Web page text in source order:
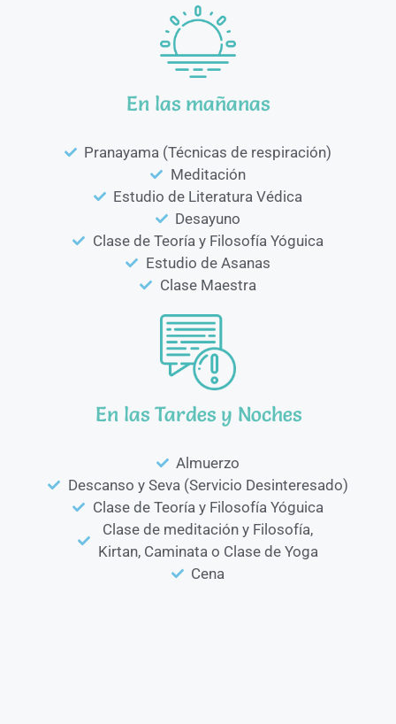
En las mañanas
Pranayama (Técnicas de respiración)
Meditación
Estudio de Literatura Védica
Desayuno
Clase de Teoría y Filosofía Yóguica
Estudio de Asanas
Clase Maestra
En las Tardes y Noches
Almuerzo
Descanso y Seva (Servicio Desinteresado)
Clase de Teoría y Filosofía Yóguica
Clase de meditación y Filosofía,
Kirtan, Caminata o Clase de Yoga
Cena